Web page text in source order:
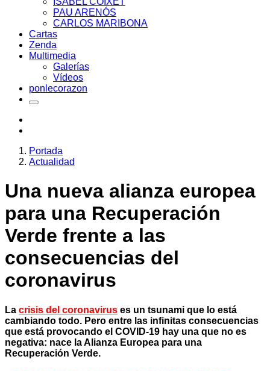
PAU ARENÓS
CARLOS MARIBONA
Cartas
Zenda
Multimedia
Galerías
Vídeos
ponlecorazon
Portada
Actualidad
Una nueva alianza europea
para una Recuperación
Verde frente a las
consecuencias del
coronavirus
La crisis del coronavirus es un tsunami que lo está
cambiando todo. Pero entre las infinitas consecuencias
que está provocando el COVID-19 hay una que no es
negativa: nace la Alianza Europea para una
Recuperación Verde.